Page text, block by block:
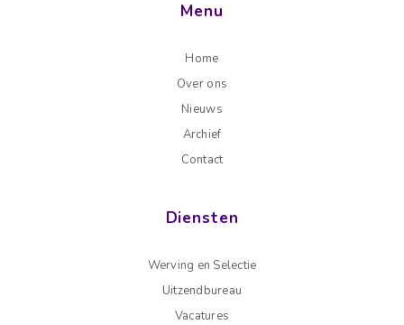
Menu
Home
Over ons
Nieuws
Archief
Contact
Diensten
Werving en Selectie
Uitzendbureau
Vacatures